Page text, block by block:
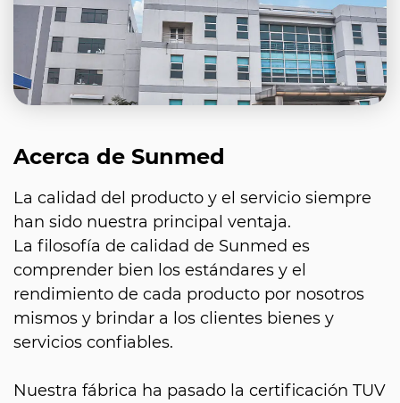
Acerca de Sunmed
La calidad del producto y el servicio siempre
han sido nuestra principal ventaja.
La filosofía de calidad de Sunmed es
comprender bien los estándares y el
rendimiento de cada producto por nosotros
mismos y brindar a los clientes bienes y
servicios confiables.
Nuestra fábrica ha pasado la certificación TUV